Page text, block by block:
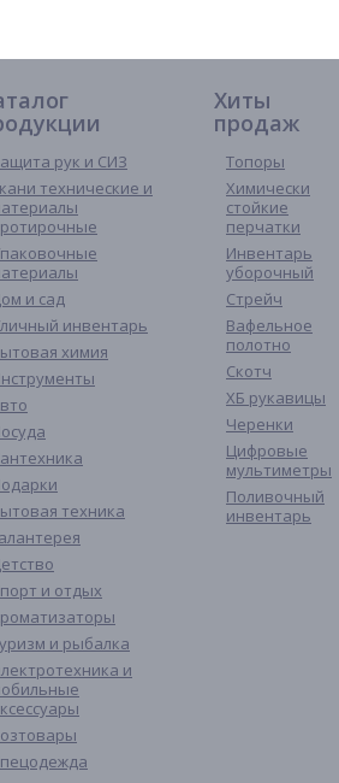
рук и СИЗ
технические и
и сад
инвентарь
химия
техника
и отдых
и рыбалка
и
Хиты
продаж
Топоры
Химически
стойкие
перчатки
Инвентарь
уборочный
Стрейч
Вафельное
полотно
Скотч
ХБ рукавицы
Черенки
Цифровые
мультиметры
Поливочный
инвентарь